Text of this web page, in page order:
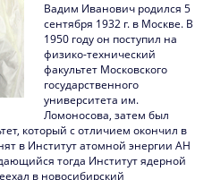
Вадим Иванович родился 5
сентября 1932 г. в Москве. В
1950 году он поступил на
физико-технический
факультет Московского
государственного
университета им.
Ломоносова, затем был
который с отличием окончил в
в Институт атомной энергии АН
тогда Институт ядерной
в новосибирский